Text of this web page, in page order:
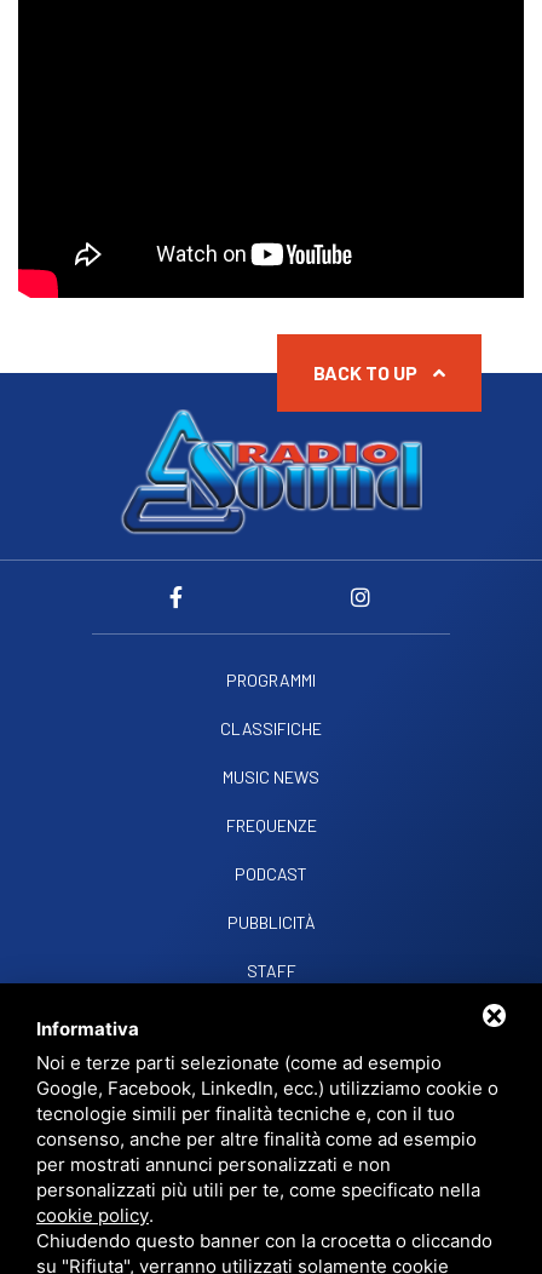
PROGRAMMI
CLASSIFICHE
MUSIC NEWS
FREQUENZE
PODCAST
PUBBLICITÀ
STAFF
RADIO SOUND SNCVIALE PAPA GIOVANNI XXIII, 39, 44021 CODIGORO FE
D.L. 34/2019 EROG. PUBBLICHE
PRIVACY•SITEMAP• QUESTO SITO È PROTETTO DA GOOGLE RECAPTCHA
V3,PRIVACY POLICYETERMS OF SERVICEDI GOOGLE.
BACK TO UP
Informativa
Noi e terze parti selezionate (come ad esempio
Google, Facebook, LinkedIn, ecc.) utilizziamo cookie o
tecnologie simili per finalità tecniche e, con il tuo
consenso, anche per altre finalità come ad esempio
per mostrati annunci personalizzati e non
personalizzati più utili per te, come specificato nella
cookie policy.
Chiudendo questo banner con la crocetta o cliccando
su "Rifiuta", verranno utilizzati solamente cookie